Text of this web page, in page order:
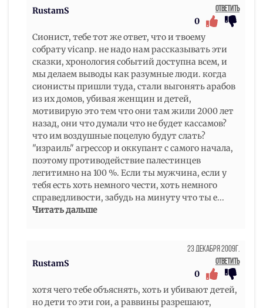
RustamS
Ответить
0
Сионист, тебе тот же ответ, что и твоему
собрату vicanp. не надо нам рассказывать эти
сказки, хронология событий доступна всем, и
мы делаем выводы как разумные люди. когда
сионисты пришли туда, стали выгонять арабов
из их домов, убивая женщин и детей,
мотивирую это тем что они там жили 2000 лет
назад, они что думали что не будет кассамов?
что им воздушные поцелую будут слать?
"израиль" агрессор и оккупант с самого начала,
поэтому противодействие палестинцев
легитимно на 100 %. Если ты мужчина, если у
тебя есть хоть немного чести, хоть немного
справедливости, забудь на минуту что ты е...
Читать дальше
RustamS
23 Декабря 2009г.
Ответить
0
хотя чего тебе объяснять, хоть и убивают детей,
но дети то эти гои, а раввины разрешают,